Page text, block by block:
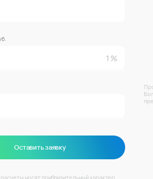
Оставить заявку
носят приблизительный характер.